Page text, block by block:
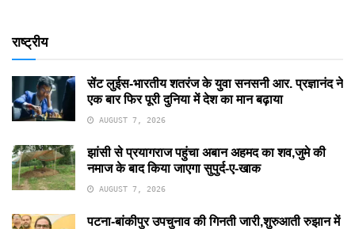
राष्ट्रीय
सेंट लुईस-भारतीय शतरंज के युवा सनसनी आर. प्रज्ञानंद ने
एक बार फिर पूरी दुनिया में देश का मान बढ़ाया
AUGUST 7, 2026
झांसी से प्रयागराज पहुंचा अबान अहमद का शव,जुमे की
नमाज के बाद किया जाएगा सुपुर्द-ए-खाक
AUGUST 7, 2026
पटना-बांकीपुर उपचुनाव की गिनती जारी,शुरुआती रुझान में